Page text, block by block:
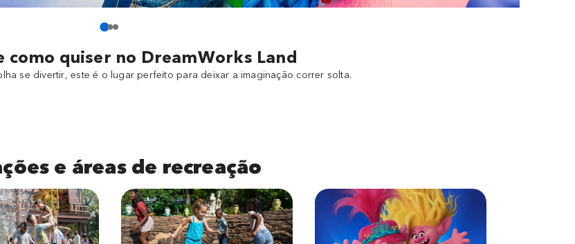
como quiser no DreamWorks Land
se divertir, este é o lugar perfeito para deixar a imaginação correr solta.
e áreas de recreação